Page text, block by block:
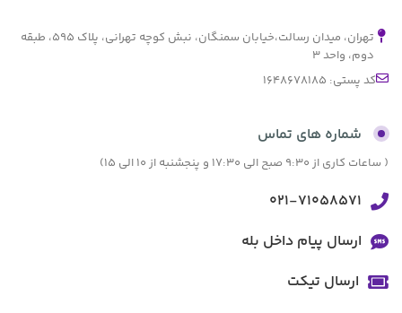
تهران، میدان رسالت،خیابان سمنگان، نبش کوچه تهرانی، پلاک ۵۹۵، طبقه
دوم، واحد ۳
کد پستی: 1648678185
شماره های تماس
( ساعات کاری از 9:30 صبح الی 17:30 و پنجشنبه از 10 الی 15)
021-71058571
ارسال پیام داخل بله
ارسال تیکت